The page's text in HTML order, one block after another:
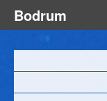
Bodrum